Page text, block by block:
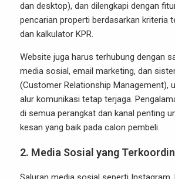
dan desktop), dan dilengkapi dengan
pencarian properti berdasarkan kriteria
dan kalkulator KPR.
Website juga harus terhubung dengan
media sosial, email marketing, dan
(Customer Relationship Management),
alur komunikasi tetap terjaga.
di semua perangkat dan kanal penting
kesan yang baik pada calon pembeli.
2. Media Sosial yang